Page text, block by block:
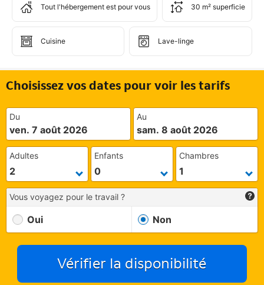
Tout l'hébergement est pour vous 30 m² superficie
Cuisine Lave-linge
Choisissez vos dates pour voir les tarifs
Du
ven. 7 août 2026
Au
sam. 8 août 2026
Adultes Enfants Chambres
Vous voyagez pour le travail ?
Oui Non
Vérifier la disponibilité